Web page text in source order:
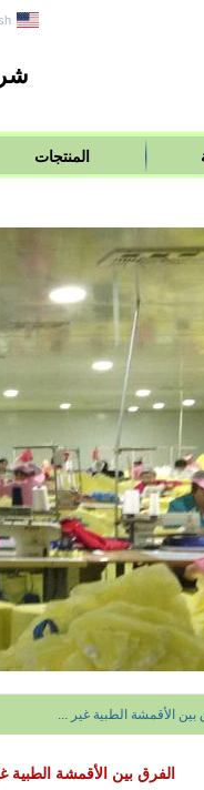
المنتجات
بين الأقمشة الطبية غير ...
الفرق بين الأقمشة الطبية